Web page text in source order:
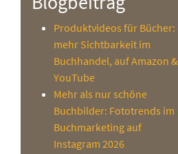
Produktvideos für Bücher:
mehr Sichtbarkeit im
Buchhandel, auf Amazon &
YouTube
Mehr als nur schöne
Buchbilder: Fototrends im
Buchmarketing auf
Instagram 2026